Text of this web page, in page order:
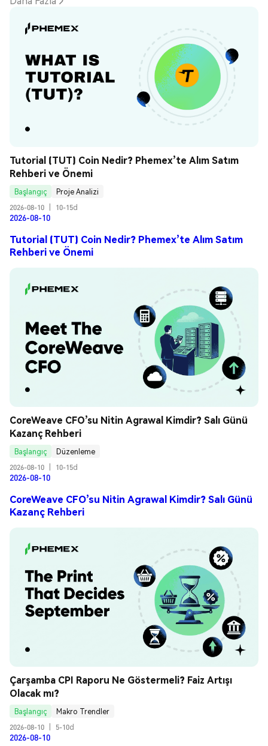
Tutorial (TUT) Coin Nedir? Phemex’te Alım Satım
Rehberi ve Önemi
Başlangıç
Proje Analizi
2026-08-10
10-15d
2026-08-10
Tutorial (TUT) Coin Nedir? Phemex’te Alım Satım
Rehberi ve Önemi
CoreWeave CFO’su Nitin Agrawal Kimdir? Salı Günü
Kazanç Rehberi
Başlangıç
Düzenleme
2026-08-10
10-15d
2026-08-10
CoreWeave CFO’su Nitin Agrawal Kimdir? Salı Günü
Kazanç Rehberi
Çarşamba CPI Raporu Ne Göstermeli? Faiz Artışı
Olacak mı?
Başlangıç
Makro Trendler
2026-08-10
5-10d
2026-08-10